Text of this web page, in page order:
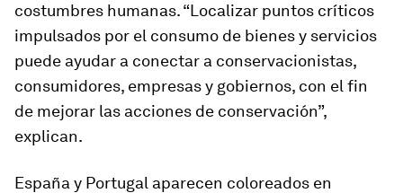
costumbres humanas. “Localizar puntos críticos
impulsados por el consumo de bienes y servicios
puede ayudar a conectar a conservacionistas,
consumidores, empresas y gobiernos, con el fin
de mejorar las acciones de conservación”,
explican.
España y Portugal aparecen coloreados en